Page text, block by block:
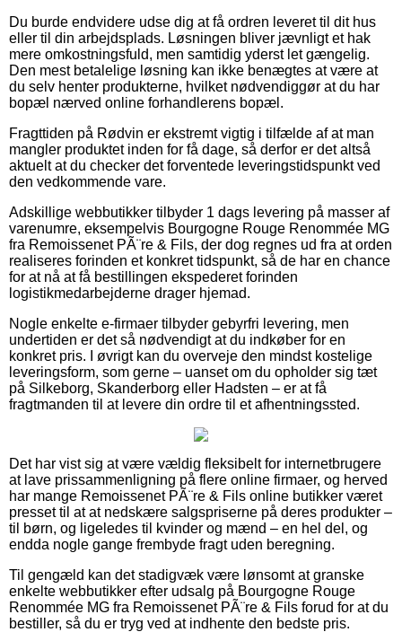
Du burde endvidere udse dig at få ordren leveret til dit hus
eller til din arbejdsplads. Løsningen bliver jævnligt et hak
mere omkostningsfuld, men samtidig yderst let gængelig.
Den mest betalelige løsning kan ikke benægtes at være at
du selv henter produkterne, hvilket nødvendiggør at du har
bopæl nærved online forhandlerens bopæl.
Fragttiden på Rødvin er ekstremt vigtig i tilfælde af at man
mangler produktet inden for få dage, så derfor er det altså
aktuelt at du checker det forventede leveringstidspunkt ved
den vedkommende vare.
Adskillige webbutikker tilbyder 1 dags levering på masser af
varenumre, eksempelvis Bourgogne Rouge Renommée MG
fra Remoissenet PÃ¨re & Fils, der dog regnes ud fra at orden
realiseres forinden et konkret tidspunkt, så de har en chance
for at nå at få bestillingen ekspederet forinden
logistikmedarbejderne drager hjemad.
Nogle enkelte e-firmaer tilbyder gebyrfri levering, men
undertiden er det så nødvendigt at du indkøber for en
konkret pris. I øvrigt kan du overveje den mindst kostelige
leveringsform, som gerne – uanset om du opholder sig tæt
på Silkeborg, Skanderborg eller Hadsten – er at få
fragtmanden til at levere din ordre til et afhentningssted.
Det har vist sig at være vældig fleksibelt for internetbrugere
at lave prissammenligning på flere online firmaer, og herved
har mange Remoissenet PÃ¨re & Fils online butikker været
presset til at at nedskære salgspriserne på deres produkter –
til børn, og ligeledes til kvinder og mænd – en hel del, og
endda nogle gange frembyde fragt uden beregning.
Til gengæld kan det stadigvæk være lønsomt at granske
enkelte webbutikker efter udsalg på Bourgogne Rouge
Renommée MG fra Remoissenet PÃ¨re & Fils forud for at du
bestiller, så du er tryg ved at indhente den bedste pris.